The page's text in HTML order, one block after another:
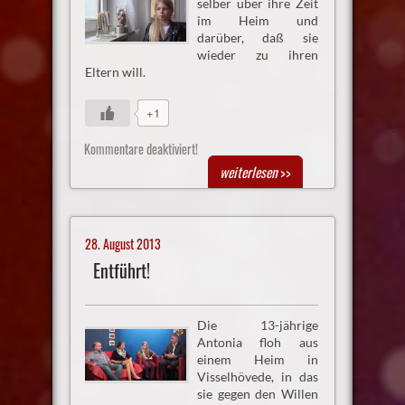
selber über ihre Zeit
im Heim und
darüber, daß sie
wieder zu ihren
Eltern will.
+1
Kommentare deaktiviert!
weiterlesen>>
28. August 2013
Entführt!
Die 13-jährige
Antonia floh aus
einem Heim in
Visselhövede, in das
sie gegen den Willen